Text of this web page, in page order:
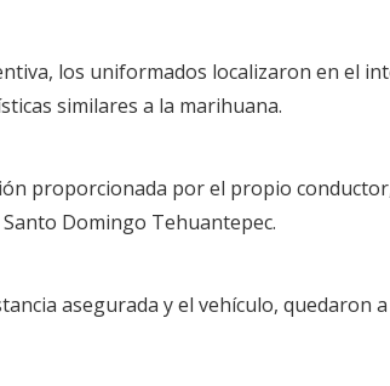
los uniformados localizaron en el
similares a la marihuana.
proporcionada por el propio
Domingo Tehuantepec.
asegurada y el vehículo,